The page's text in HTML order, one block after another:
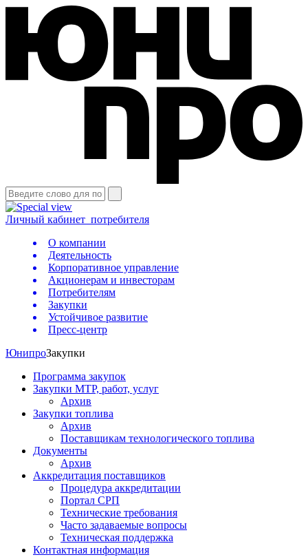
Личный кабинет потребителя
О компании
Деятельность
Корпоративное управление
Акционерам и инвесторам
Потребителям
Закупки
Устойчивое развитие
Пресс-центр
ЮнипроЗакупки
Программа закупок
Закупки МТР, работ, услуг
Архив
Закупки топлива
Архив
Поставщикам технологического топлива
Документы
Архив
Аккредитация поставщиков
Процедура аккредитации
Портал СРП
Технические требования
Часто задаваемые вопросы
Техническая поддержка
Контактная информация